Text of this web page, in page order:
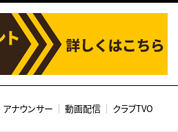
アナウンサー 動画配信 クラブTVO